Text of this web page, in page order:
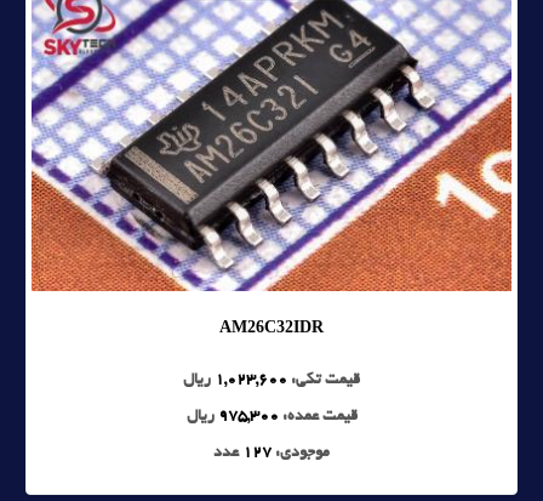
AM26C32IDR
قیمت تکی: 1,023,600 ریال
قیمت عمده: 975,300 ریال
موجودی: 127 عدد